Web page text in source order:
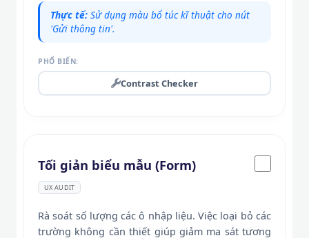
Thực tế: Sử dụng màu bổ túc kĩ thuật cho nút
'Gửi thông tin'.
PHỔ BIẾN:
Contrast Checker
Tối giản biểu mẫu (Form)
UX AUDIT
Rà soát số lượng các ô nhập liệu. Việc loại bỏ các
trường không cần thiết giúp giảm ma sát tương